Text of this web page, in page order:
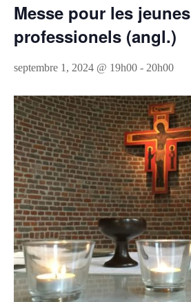
Messe pour les jeunes
professionels (angl.)
septembre 1, 2024 @ 19h00 - 20h00